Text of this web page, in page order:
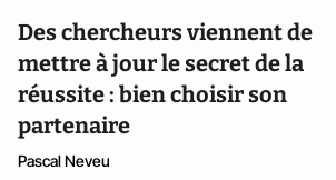
Des chercheurs viennent de
mettre à jour le secret de la
réussite : bien choisir son
partenaire
Pascal Neveu